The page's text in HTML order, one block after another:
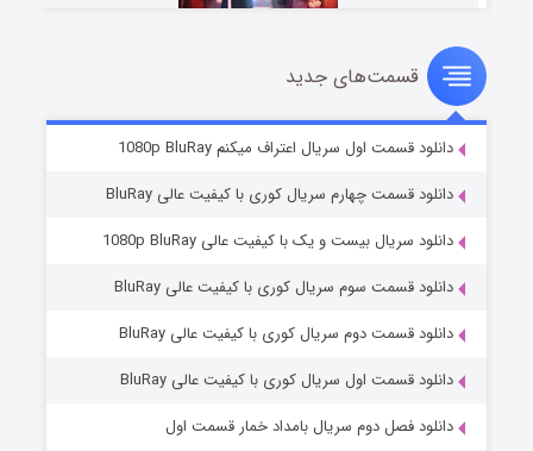
سریال زشت
قسمت۲ (زیرنویس) منتشر شد
مردگان متحرک: شهر مرده ۳
قسمت۲ (زیرنویس) منتشر شد
قسمت‌های جدید
دانلود قسمت اول سریال اعتراف میکنم 1080p BluRay
دانلود قسمت چهارم سریال کوری با کیفیت عالی BluRay
دانلود سریال بیست و یک با کیفیت عالی 1080p BluRay
دانلود قسمت سوم سریال کوری با کیفیت عالی BluRay
دانلود قسمت دوم سریال کوری با کیفیت عالی BluRay
دانلود قسمت اول سریال کوری با کیفیت عالی BluRay
دانلود فصل دوم سریال بامداد خمار قسمت اول